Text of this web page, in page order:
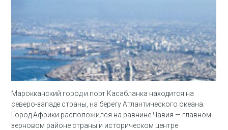
Марокканский город и порт Касабланка находится на
северо-западе страны, на берегу Атлантического океана.
Город Африки расположился на равнине Чавия — главном
зерновом районе страны и историческом центре